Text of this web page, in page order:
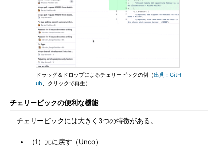
ドラッグ＆ドロップによるチェリーピックの例（出典：GitH
ub、クリックで再生）
チェリーピックの便利な機能
チェリーピックには大きく3つの特徴がある。
（1）元に戻す（Undo）